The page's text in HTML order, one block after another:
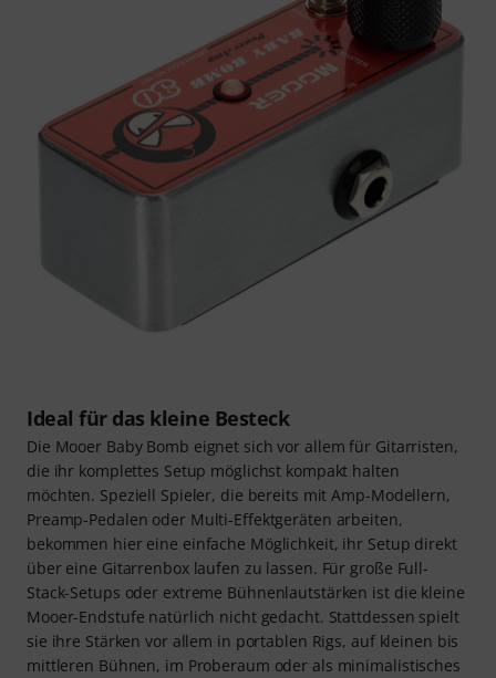
Ideal für das kleine Besteck
Die Mooer Baby Bomb eignet sich vor allem für Gitarristen,
die ihr komplettes Setup möglichst kompakt halten
möchten. Speziell Spieler, die bereits mit Amp-Modellern,
Preamp-Pedalen oder Multi-Effektgeräten arbeiten,
bekommen hier eine einfache Möglichkeit, ihr Setup direkt
über eine Gitarrenbox laufen zu lassen. Für große Full-
Stack-Setups oder extreme Bühnenlautstärken ist die kleine
Mooer-Endstufe natürlich nicht gedacht. Stattdessen spielt
sie ihre Stärken vor allem in portablen Rigs, auf kleinen bis
mittleren Bühnen, im Proberaum oder als minimalistisches